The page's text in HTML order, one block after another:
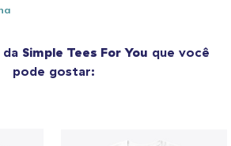
da Simple Tees For You que você
pode gostar: